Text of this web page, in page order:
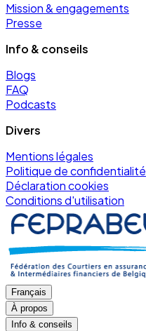
Mission & engagements
Presse
Info & conseils
Blogs
FAQ
Podcasts
Divers
Mentions légales
Politique de confidentialité
Déclaration cookies
Conditions d'utilisation
Français
À propos
Info & conseils